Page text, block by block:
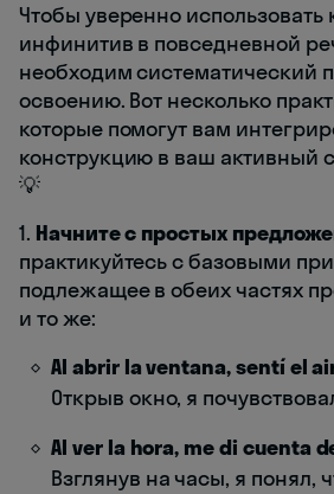
Чтобы уверенно использовать
инфинитив в повседневной
необходим систематический
освоению. Вот несколько
которые помогут вам
конструкцию в ваш активный
💡
1. Начните с простых
практикуйтесь с базовыми
подлежащее в обеих частях
и то же:
Al abrir la ventana, sentí el
Открыв окно, я
Al ver la hora, me di cuenta
Взглянув на часы, я понял,